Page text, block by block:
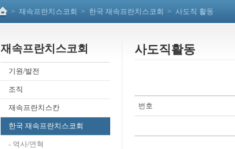
> 재속프란치스코회 > 한국 재속프란치스코회 > 사도직 활동
사도직활동
번호
재속프란치스코회
기원/발전
조직
재속프란치스칸
한국 재속프란치스코회
- 역사/연혁